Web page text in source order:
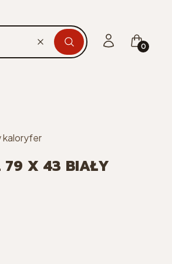
WyczyśćCzego szukasz
Zaloguj sięKoszyk
kaloryfer
79 X 43 BIAŁY